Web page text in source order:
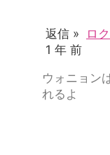
返信 »
ロ
1 年 前
ウォニョン
れるよ